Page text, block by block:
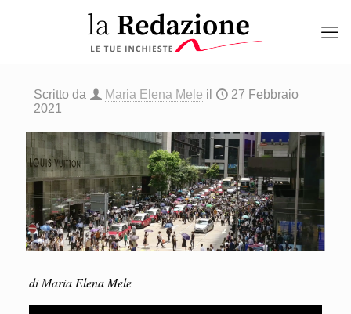
Scritto da Maria Elena Mele il
27 Febbraio
2021
di Maria Elena Mele